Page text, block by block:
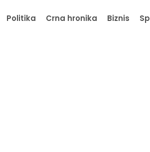
Politika Crna hronika Biznis